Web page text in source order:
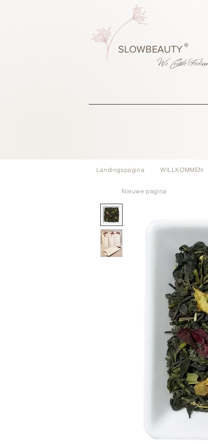
®
SLOWBEAUTY
We CreateFeeling
Landingspagina WILLKOMMEN
Nieuwe pagina